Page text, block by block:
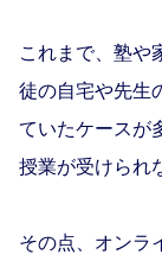
これまで、塾や
徒の自宅や先生
ていたケースが
授業が受けられ
その点、オンラ